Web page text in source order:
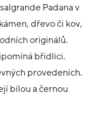
Padana v
dřevo či kov,
originálů.
břidlici.
provedeních.
bílou a černou